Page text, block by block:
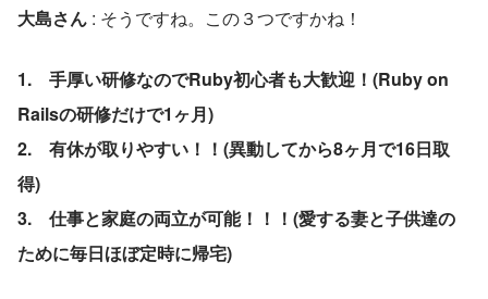
大島さん : そうですね。この３つですかね！
1.　手厚い研修なのでRuby初心者も大歓迎！(Ruby on
Railsの研修だけで1ヶ月)
2.　有休が取りやすい！！(異動してから8ヶ月で16日取
得)
3.　仕事と家庭の両立が可能！！！(愛する妻と子供達の
ために毎日ほぼ定時に帰宅)